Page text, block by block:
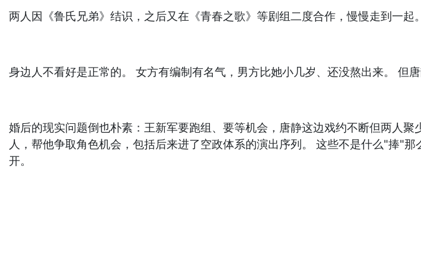
两人因《鲁氏兄弟》结识，之后又在《青春之歌》等剧组二度合作，慢慢走到一起
身边人不看好是正常的。 女方有编制有名气，男方比她小几岁、还没熬出来。
婚后的现实问题倒也朴素：王新军要跑组、要等机会，唐静这边戏约不断但两人
人，帮他争取角色机会，包括后来进了空政体系的演出序列。 这些不是什么"捧"
开。